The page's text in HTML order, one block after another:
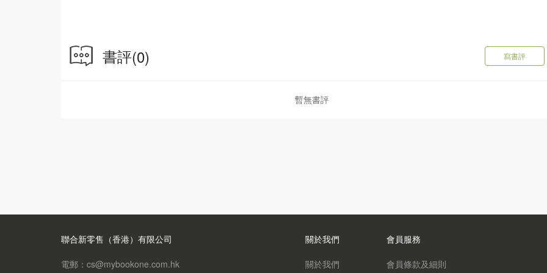
書評(0) 寫書評
暫無書評
聯合新零售（香港）有限公司
電郵：cs@mybookone.com.hk
關於我們
關於我們
會員服務
會員條款及細則